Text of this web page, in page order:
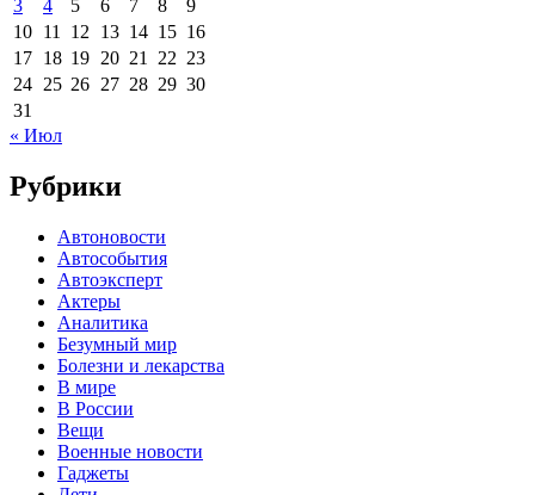
3 4 5 6 7 8
9
10 11 12 13 14 15 16
17 18 19 20 21 22 23
24 25 26 27 28 29 30
31
« Июл
Рубрики
Автоновости
Автособытия
Автоэксперт
Актеры
Аналитика
Безумный мир
Болезни и лекарства
В мире
В России
Вещи
Военные новости
Гаджеты